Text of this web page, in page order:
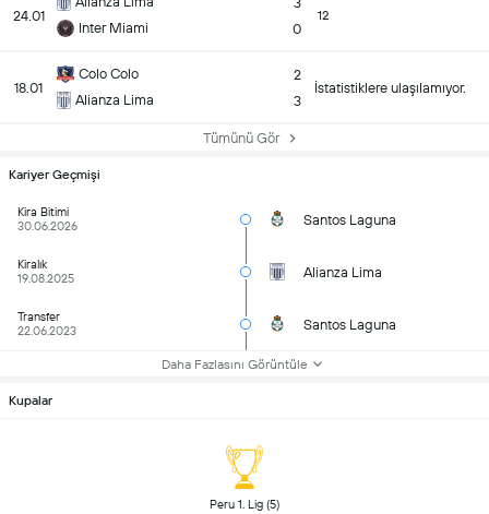
24.01
Inter Miami
0
12
18.01
Colo Colo
Alianza Lima
2
3
İstatistiklere ulaşılamıyor.
Tümünü Gör
Kariyer Geçmişi
Kira Bitimi
30.06.2026
Santos Laguna
Kiralık
19.08.2025
Alianza Lima
Transfer
22.06.2023
Santos Laguna
Daha Fazlasını Görüntüle
Kupalar